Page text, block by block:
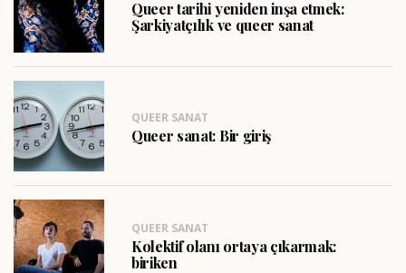
Queer tarihi yeniden inşa etmek:
Şarkiyatçılık ve queer sanat
QUEER SANAT
Queer sanat: Bir giriş
QUEER SANAT
Kolektif olanı ortaya çıkarmak:
biriken